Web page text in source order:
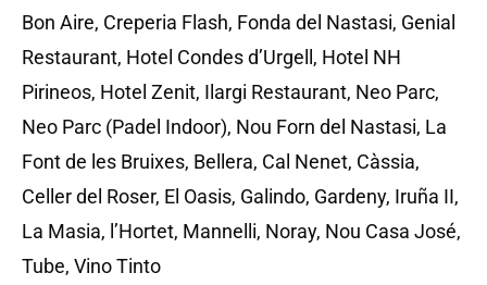
Bon Aire, Creperia Flash, Fonda del Nastasi, Genial
Restaurant, Hotel Condes d’Urgell, Hotel NH
Pirineos, Hotel Zenit, Ilargi Restaurant, Neo Parc,
Neo Parc (Padel Indoor), Nou Forn del Nastasi, La
Font de les Bruixes, Bellera, Cal Nenet, Càssia,
Celler del Roser, El Oasis, Galindo, Gardeny, Iruña II,
La Masia, l’Hortet, Mannelli, Noray, Nou Casa José,
Tube, Vino Tinto